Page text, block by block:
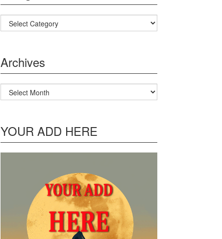
Categories
Archives
Archives
YOUR ADD HERE